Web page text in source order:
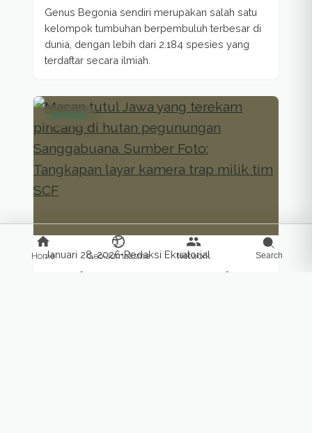
Genus Begonia sendiri merupakan salah satu
kelompok tumbuhan berpembuluh terbesar di
dunia, dengan lebih dari 2.184 spesies yang
terdaftar secara ilmiah.
ARTIKEL
Januari 28, 2026•Redaksi Ekuatorial
Matinya Macan Tutul
Home Geo-Jurnalisme Network Search